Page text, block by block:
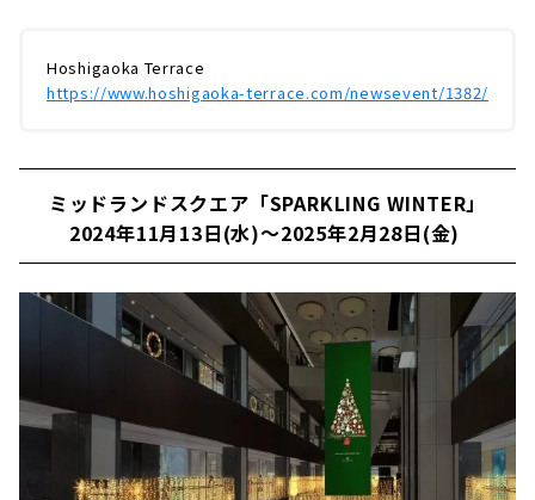
Hoshigaoka Terrace
https://www.hoshigaoka-terrace.com/newsevent/1382/
ミッドランドスクエア「SPARKLING WINTER」
2024年11月13日(水)～2025年2月28日(金)